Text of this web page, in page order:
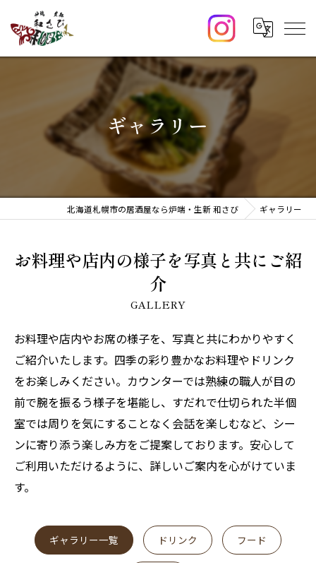
ギャラリー
北海道札幌市の居酒屋なら炉端・生新 和さび ギャラリー
お料理や店内の様子を写真と共にご紹
介
GALLERY
お料理や店内やお席の様子を、写真と共にわかりやすく
ご紹介いたします。四季の彩り豊かなお料理やドリンク
をお楽しみください。カウンターでは熟練の職人が目の
前で腕を振るう様子を堪能し、すだれで仕切られた半個
室では周りを気にすることなく会話を楽しむなど、シー
ンに寄り添う楽しみ方をご提案しております。安心して
ご利用いただけるように、詳しいご案内を心がけていま
す。
ギャラリー一覧 ドリンク フード